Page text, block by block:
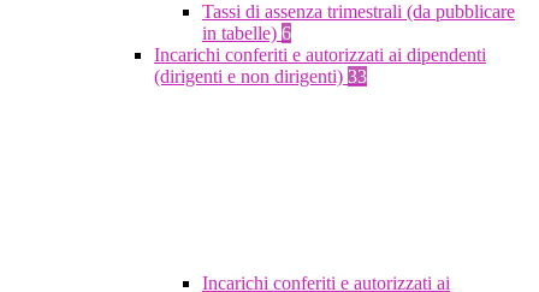
Tassi di assenza trimestrali (da pubblicare
in tabelle) 6
Incarichi conferiti e autorizzati ai dipendenti
(dirigenti e non dirigenti) 33
Incarichi conferiti e autorizzati ai